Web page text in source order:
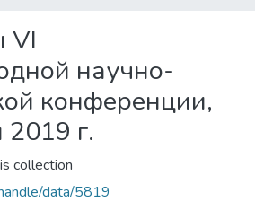
VI
научно-
конференции,
г.
collection
data/5819